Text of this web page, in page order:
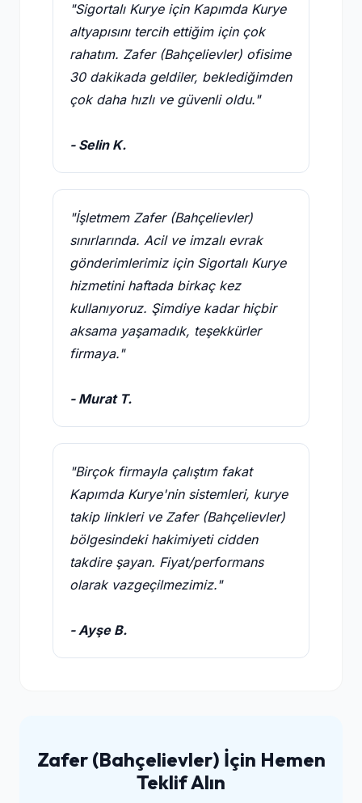
"Sigortalı Kurye için Kapımda Kurye
altyapısını tercih ettiğim için çok
rahatım. Zafer (Bahçelievler) ofisime
30 dakikada geldiler, beklediğimden
çok daha hızlı ve güvenli oldu."
- Selin K.
"İşletmem Zafer (Bahçelievler)
sınırlarında. Acil ve imzalı evrak
gönderimlerimiz için Sigortalı Kurye
hizmetini haftada birkaç kez
kullanıyoruz. Şimdiye kadar hiçbir
aksama yaşamadık, teşekkürler
firmaya."
- Murat T.
"Birçok firmayla çalıştım fakat
Kapımda Kurye'nin sistemleri, kurye
takip linkleri ve Zafer (Bahçelievler)
bölgesindeki hakimiyeti cidden
takdire şayan. Fiyat/performans
olarak vazgeçilmezimiz."
- Ayşe B.
Zafer (Bahçelievler) İçin Hemen
Teklif Alın